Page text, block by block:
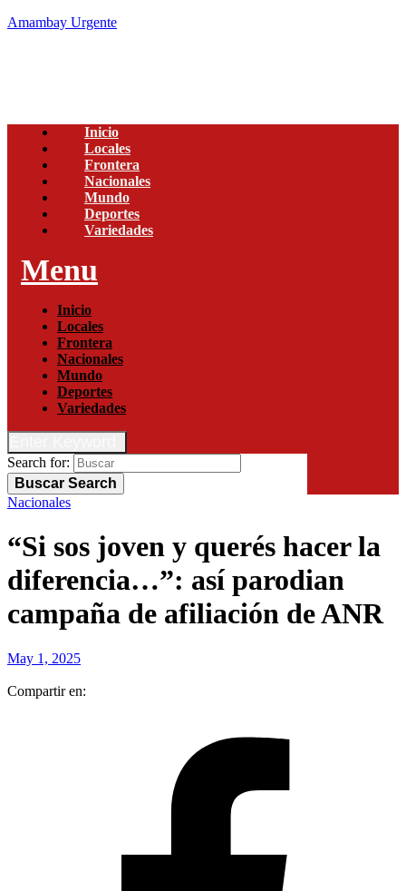
Amambay Urgente
Inicio
Locales
Frontera
Nacionales
Mundo
Deportes
Variedades
Menu
Inicio
Locales
Frontera
Nacionales
Mundo
Deportes
Variedades
Search for:
Buscar Search
Nacionales
“Si sos joven y querés hacer la
diferencia…”: así parodian
campaña de afiliación de ANR
May 1, 2025
Compartir en: